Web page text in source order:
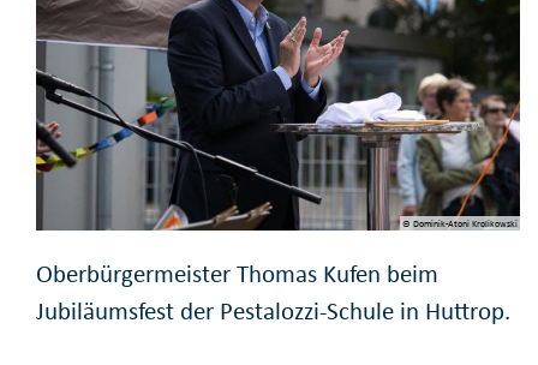
© Dominik-Atoni Krolikowski
Oberbürgermeister Thomas Kufen beim
Jubiläumsfest der Pestalozzi-Schule in Huttrop.